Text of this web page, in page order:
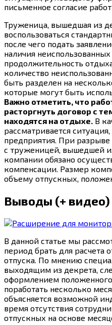
письменное согласие
Труженица, вышедшая из
воспользоваться
после чего подать
наличия
продолжительность
количество
быть разделен на
которые могут быть
Важно отметить, что
расторгнуть договор с
находятся на отдыхе. В
рассматривается
предприятия. При
с труженицей, вышедшей
компании обязано
компенсации. Размер
объему отпускных,
Выводы (+ видео)
В данной статье мы
период брать для расчета
отпуска. По мнению
выходящим из декрета,
оформлением
поработать несколько
объясняется возможной
время отсутствия
отпускных на основе